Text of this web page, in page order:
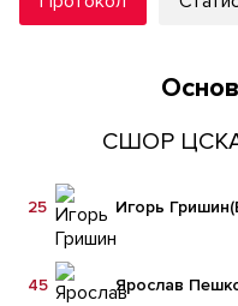
СШОР ЦСКА
Игорь Гришин
25
Ярослав
45